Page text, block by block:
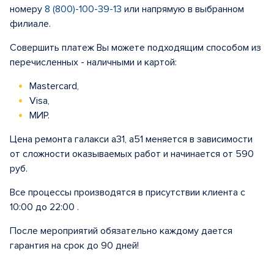
номеру 8 (800)-100-39-13 или напрямую в выбранном
филиале.
Совершить платеж Вы можете подходящим способом из
перечисленных - наличными и картой:
Mastercard,
Visa,
МИР.
Цена ремонта галакси а31, а51 меняется в зависимости
от сложности оказываемых работ и начинается от 590
руб.
Все процессы производятся в присутствии клиента с
10:00 до 22:00 .
После мероприятий обязательно каждому дается
гарантия на срок до 90 дней!